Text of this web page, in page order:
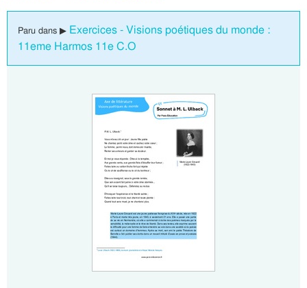
Paru dans ▶ Exercices - Visions poétiques du monde :
11eme Harmos 11e C.O